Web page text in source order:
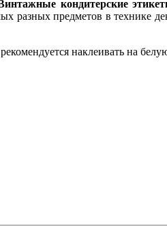
кондитерские
разных предметов в технике
наклеивать на